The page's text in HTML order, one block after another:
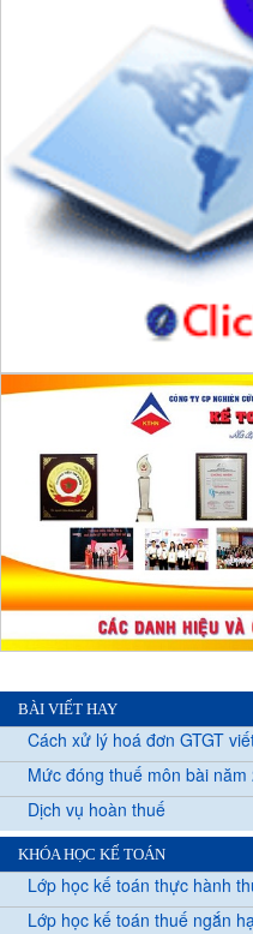
BÀI VIẾT HAY
Cách xử lý hoá đơn GTGT
Mức đóng thuế môn bài năm
Dịch vụ hoàn thuế
KHÓA HỌC KẾ TOÁN
Lớp học kế toán thực hành
Lớp học kế toán thuế ngắn